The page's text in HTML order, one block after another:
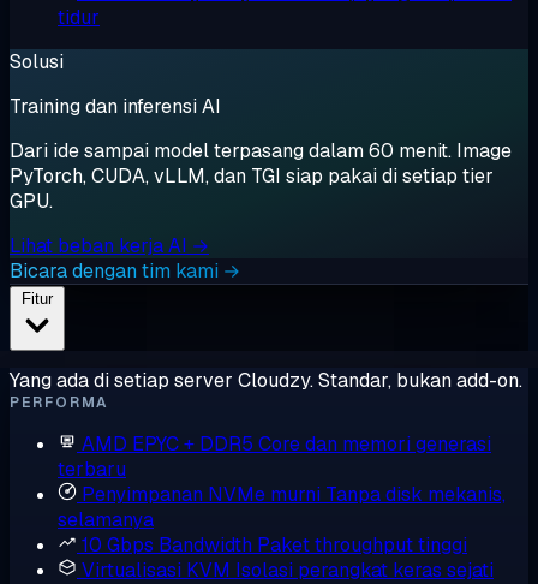
tidur
Solusi
Training dan inferensi AI
Dari ide sampai model terpasang dalam 60 menit. Image
PyTorch, CUDA, vLLM, dan TGI siap pakai di setiap tier
GPU.
Lihat beban kerja AI →
Bicara dengan tim kami →
Fitur
Yang ada di setiap server Cloudzy. Standar, bukan add-on.
PERFORMA
AMD EPYC + DDR5 Core dan memori generasi
terbaru
Penyimpanan NVMe murni Tanpa disk mekanis,
selamanya
10 Gbps Bandwidth Paket throughput tinggi
Virtualisasi KVM Isolasi perangkat keras sejati